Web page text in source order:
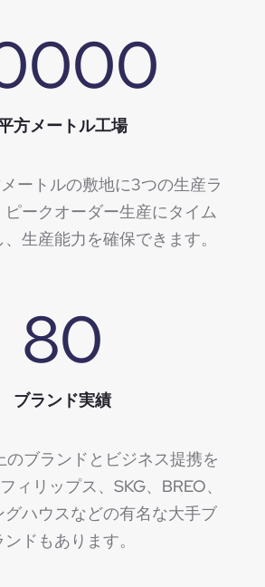
方メートル工場
ートルの敷地に3つの生産ラ
ピークオーダー生産にタイム
生産能力を確保できます。
80
ブランド実績
ブランドとビジネス提携を
ィリップス、SKG、BREO、
グハウスなどの有名な大手ブ
ンドもあります。